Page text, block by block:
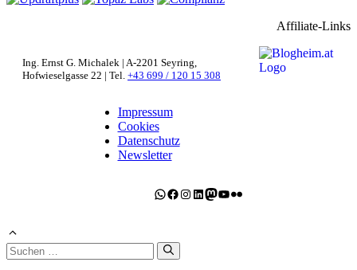
Affiliate-Links
Ing. Ernst G. Michalek | A-2201 Seyring,
Hofwieselgasse 22 | Tel. +43 699 / 120 15 308
Impressum
Cookies
Datenschutz
Newsletter
WhatsApp
Facebook
Instagram
LinkedIn
Mastodon
YouTube
Flickr
Suchen
nach: